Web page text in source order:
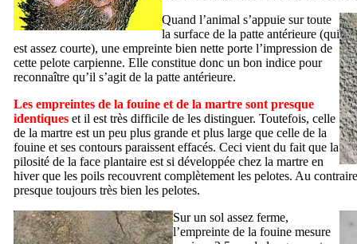
Quand l’animal s’appuie sur toute
la surface de la patte antérieure (qui
est assez courte), une empreinte bien nette porte l’impression de
cette pelote carpienne. Elle constitue donc un bon indice pour
reconnaître qu’il s’agit de la patte antérieure.
Les empreintes de la fouine et de la martre sont presque
identiques et il est très difficile de les distinguer. Toutefois, celle
de la martre est un peu plus grande et plus large que celle de la
fouine et ses contours paraissent effacés. Ceci vient du fait que la
pilosité de la face plantaire est si développée chez la martre en
hiver que les poils recouvrent complètement les pelotes. Au
presque toujours très bien les pelotes.
Sur un sol assez ferme,
l’empreinte de la fouine mesure